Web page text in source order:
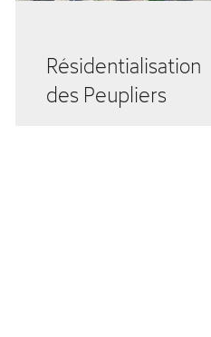
Résidentialisation
des Peupliers